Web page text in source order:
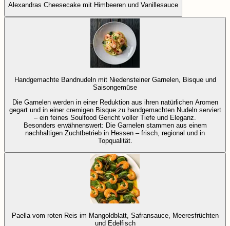
Alexandras Cheesecake mit Himbeeren und Vanillesauce
Handgemachte Bandnudeln mit Niedensteiner Garnelen, Bisque und
Saisongemüse
Die Garnelen werden in einer Reduktion aus ihren natürlichen Aromen
gegart und in einer cremigen Bisque zu handgemachten Nudeln serviert
– ein feines Soulfood Gericht voller Tiefe und Eleganz.
Besonders erwähnenswert: Die Garnelen stammen aus einem
nachhaltigen Zuchtbetrieb in Hessen – frisch, regional und in
Topqualität.
Paella vom roten Reis im Mangoldblatt, Safransauce, Meeresfrüchten
und Edelfisch